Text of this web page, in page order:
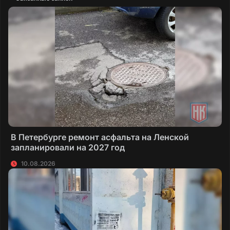
Ростовской области” приняло решение о
передаче имущества водопроводно-
коммунального хозяйства из муниципальной
собственности в государственную
собственность Ростовской области.
Согласно информации филиала
“Шахтинский” ГУП РО “УРСВ”, на основании
журнала “Сигнал заявок и выполнения
работ по сетям водоснабжения”, 5 января
2024 года был устранен порыв на сети
водоснабжения по адресу г. Шахты, ул.
Заявки на аварийные ситуации
водопроводной сети, проходящей по этому
адресу, за период с 1 января 2024 года по 6
марта 2024 года в филиале “Шахтинский”
В Петербурге ремонт асфальта на Ленской
запланировали на 2027 год
10.08.2026